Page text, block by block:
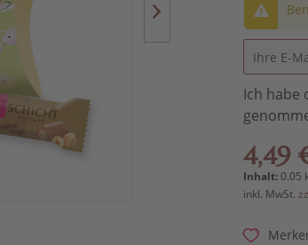
Ich habe
4,49
Inhalt:0.05
inkl. MwSt.